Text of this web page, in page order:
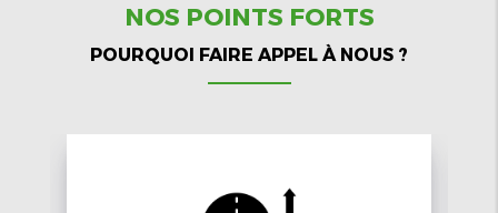
NOS POINTS FORTS
POURQUOI FAIRE APPEL À NOUS ?